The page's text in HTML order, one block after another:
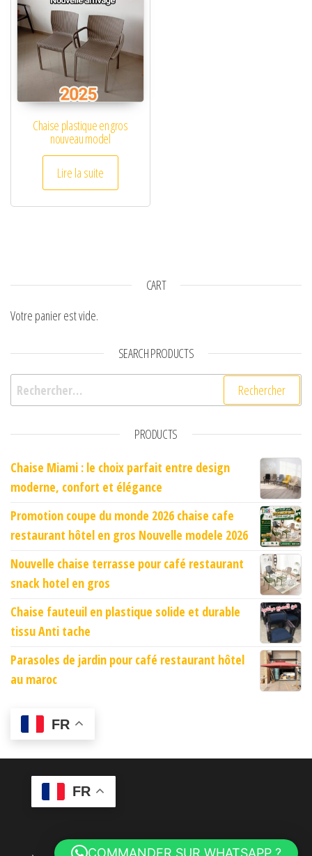
Chaise plastique en gros
nouveau model
Lire la suite
CART
Votre panier est vide.
SEARCH PRODUCTS
Rechercher :
PRODUCTS
Chaise Miami : le choix parfait entre design
moderne, confort et élégance
Promotion coupe du monde 2026 chaise cafe
restaurant hôtel en gros Nouvelle modele 2026
Nouvelle chaise terrasse pour café restaurant
snack hotel en gros
Chaise fauteuil en plastique solide et durable
tissu Anti tache
Parasoles de jardin pour café restaurant hôtel
au maroc
FR
FR
COMMANDER SUR WHATSAPP ?